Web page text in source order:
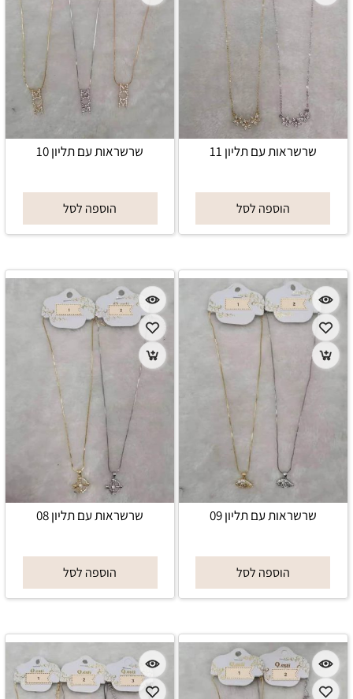
שרשראות עם תליון 11
הוספה לסל
שרשראות עם תליון 10
הוספה לסל
שרשראות עם תליון 09
הוספה לסל
שרשראות עם תליון 08
הוספה לסל